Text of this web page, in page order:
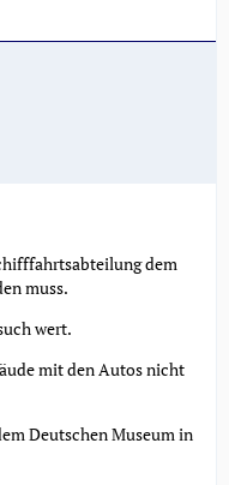
dem
muss.
wert.
mit den Autos nicht
Deutschen Museum in